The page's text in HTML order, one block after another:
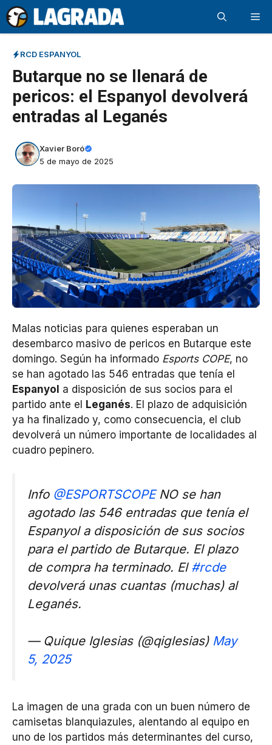
Saltar
al
contenido
RCD ESPANYOL
Butarque no se llenará de
pericos: el Espanyol devolverá
entradas al Leganés
Xavier Boró
5 de mayo de 2025
Malas noticias para quienes esperaban un
desembarco masivo de pericos en Butarque este
domingo. Según ha informado Esports COPE, no
se han agotado las 546 entradas que tenía el
Espanyol a disposición de sus socios para el
partido ante el Leganés. El plazo de adquisición
ya ha finalizado y, como consecuencia, el club
devolverá un número importante de localidades al
cuadro pepinero.
Info @ESPORTSCOPENO se han
agotado las 546 entradas que tenía el
Espanyol a disposición de sus socios
para el partido de Butarque. El plazo
de compra ha terminado. El #rcde
devolverá unas cuantas (muchas) al
Leganés.
— Quique Iglesias (@qiglesias) May
5, 2025
La imagen de una grada con un buen número de
camisetas blanquiazules, alentando al equipo en
uno de los partidos más determinantes del curso,